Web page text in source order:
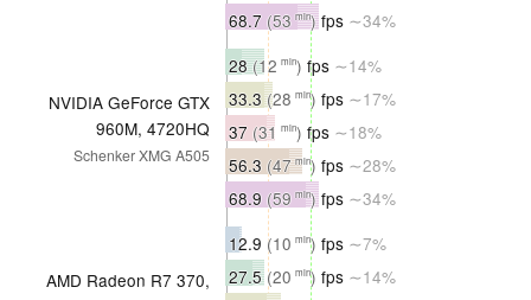
68.7 (53 min)fps ∼34%
NVIDIA GeForce GTX
960M, 4720HQ
Schenker XMG A505
28(12 min) fps ∼14%
33.3(28 min) fps ∼17%
37 (31 min) fps ∼18%
56.3 (47 min) fps ∼28%
68.9 (59 min)fps ∼34%
AMD Radeon R7 370,
12.9 (10 min) fps ∼7%
27.5(20 min) fps ∼14%